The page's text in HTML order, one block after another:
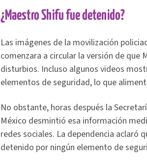
¿Maestro Shifu fue detenido?
Las imágenes de la movilización
comenzara a circular la versión de
disturbios. Incluso algunos videos
elementos de seguridad, lo que
No obstante, horas después la
México desmintió esa información
redes sociales. La dependencia aclaró
detenido por ningún elemento de